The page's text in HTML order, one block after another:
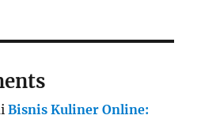
Bisnis Kuliner Online: